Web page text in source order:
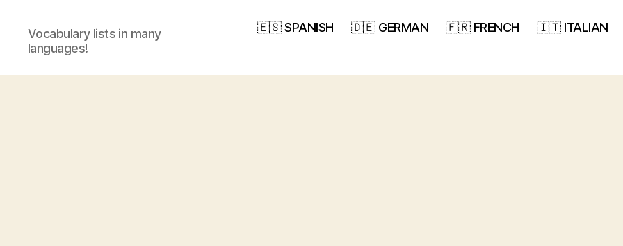
Vocabulary lists in many
languages!
🇪🇸 SPANISH 🇩🇪 GERMAN 🇫🇷 FRENCH 🇮🇹 ITALIAN